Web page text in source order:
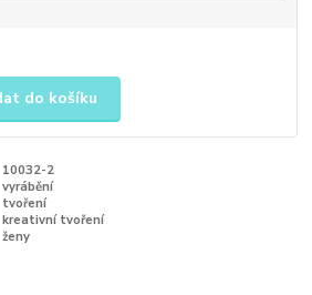
do košíku
10032-2
vyrábění
tvoření
kreativní tvoření
ženy